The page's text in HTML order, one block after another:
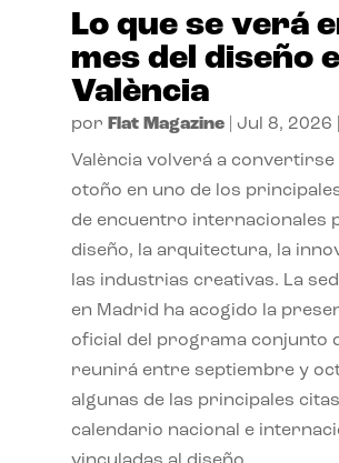
Lo que se verá
mes del diseño
València
por Flat Magazine| Jul 8, 2026
València volverá a convertirse
otoño en uno de los
de encuentro internacionales
diseño, la arquitectura, la
las industrias creativas. La
en Madrid ha acogido la
oficial del programa conjunto
reunirá entre septiembre y
algunas de las principales citas
calendario nacional e